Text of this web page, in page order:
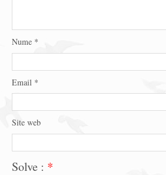
Nume *
Email *
Site web
Solve : *